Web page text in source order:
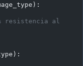
resistencia al